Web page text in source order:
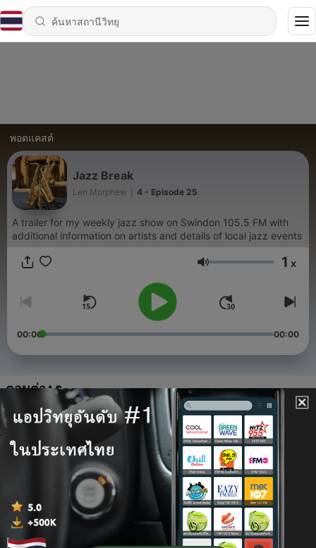
พอดแคสต์
Jazz Break
Len Morphew 4 - Episode 25
A trailer for my weekly jazz show on Swindon 105.5 FM with
additional information on artists and details of local jazz events
ระดับเสียง 1 x
00:00 00:00
ตอนต่าง ๆ
4 - Episode 25
18 พ.ย. 2018
Episode 24
2 - Episode 23
04 พ.ย. 2018